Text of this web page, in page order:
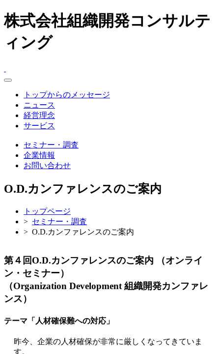
株式会社組織開発コンサルテ
ィング
toggle
navigationトップからのメッセージ
ニュース
経営理念
サービス
セミナー・調査
企業情報
お問い合わせ
O.D.カンファレンスのご案内
トップページ
> セミナー・調査
> O.D.カンファレンスのご案内
第４回O.D.カンファレンスのご案内 （オンライ
ン・セミナー）
（Organization Development 組織開発カンファレ
ンス）
テーマ「人材確保難への対応」
昨今、企業の人材確保が非常に厳しくなってきていま
す。